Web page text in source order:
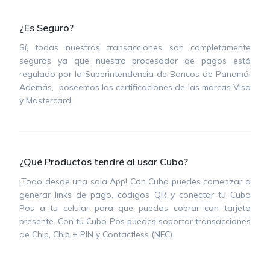
¿Es Seguro?
Sí, todas nuestras transacciones son completamente
seguras ya que nuestro procesador de pagos está
regulado por la Superintendencia de Bancos de Panamá.
Además, poseemos las certificaciones de las marcas Visa
y Mastercard.
¿Qué Productos tendré al usar Cubo?
¡Todo desde una sola App! Con Cubo puedes comenzar a
generar links de pago, códigos QR y conectar tu Cubo
Pos a tu celular para que puedas cobrar con tarjeta
presente. Con tu Cubo Pos puedes soportar transacciones
de Chip, Chip + PIN y Contactless (NFC)